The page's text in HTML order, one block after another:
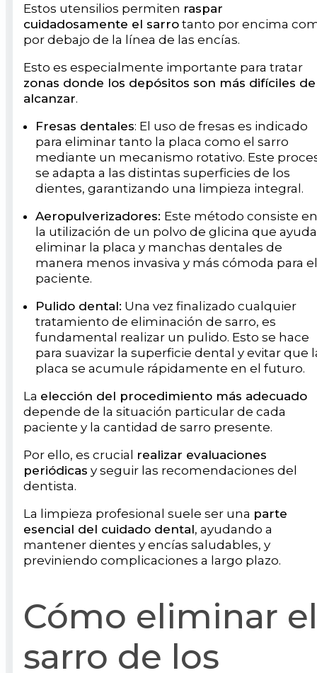
Estos utensilios permiten raspar
cuidadosamente el sarro tanto por encima
por debajo de la línea de las encías.
Esto es especialmente importante para tratar
zonas donde los depósitos son más difíciles de
alcanzar.
Fresas dentales: El uso de fresas es indicado
para eliminar tanto la placa como el sarro
mediante un mecanismo rotativo. Este
se adapta a las distintas superficies de los
dientes, garantizando una limpieza integral.
Aeropulverizadores: Este método consiste en
la utilización de un polvo de glicina que
eliminar la placa y manchas dentales de
manera menos invasiva y más cómoda para el
paciente.
Pulido dental: Una vez finalizado cualquier
tratamiento de eliminación de sarro, es
fundamental realizar un pulido. Esto se hace
para suavizar la superficie dental y evitar que
placa se acumule rápidamente en el futuro.
La elección del procedimiento más adecuado
depende de la situación particular de cada
paciente y la cantidad de sarro presente.
Por ello, es crucial realizar evaluaciones
periódicas y seguir las recomendaciones del
dentista.
La limpieza profesional suele ser una parte
esencial del cuidado dental, ayudando a
mantener dientes y encías saludables, y
previniendo complicaciones a largo plazo.
Cómo eliminar el
sarro de los